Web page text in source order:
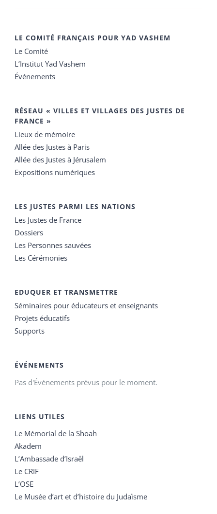
LE COMITÉ FRANÇAIS POUR YAD VASHEM
Le Comité
L’Institut Yad Vashem
Événements
RÉSEAU « VILLES ET VILLAGES DES JUSTES DE
FRANCE »
Lieux de mémoire
Allée des Justes à Paris
Allée des Justes à Jérusalem
Expositions numériques
LES JUSTES PARMI LES NATIONS
Les Justes de France
Dossiers
Les Personnes sauvées
Les Cérémonies
EDUQUER ET TRANSMETTRE
Séminaires pour éducateurs et enseignants
Projets éducatifs
Supports
ÉVÉNEMENTS
Pas d'Évènements prévus pour le moment.
LIENS UTILES
Le Mémorial de la Shoah
Akadem
L’Ambassade d’Israël
Le CRIF
L’OSE
Le Musée d’art et d’histoire du Judaïsme